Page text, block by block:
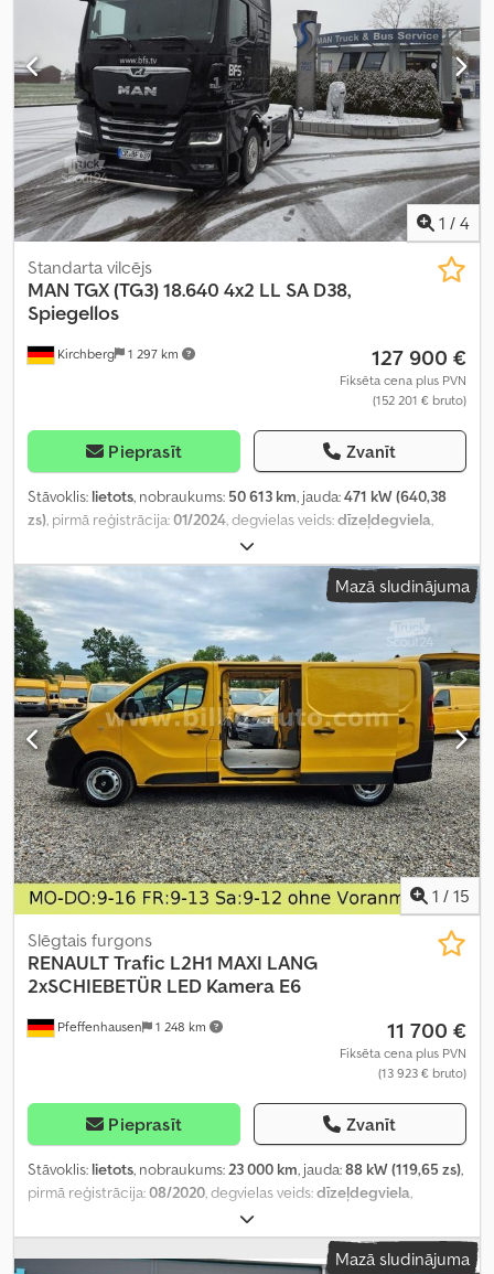
noliekams rāmis, papildu priekšējie lukturi, piekabes sakabe,
retardētājs, satvērēja hidraulika, standarta lāpsta, zems līmenis
troksnis
1 / 4
Kirchberg 1 297 km
Standarta vilcējs
MAN TGX (TG3) 18.640 4x2 LL SA D38,
Spiegellos
127 900 €
Fiksēta cena plus PVN
(152 201 € bruto)
Pieprasīt Zvanīt
Stāvoklis: lietots, nobraukums: 50 613 km, jauda:471 kW (640,38
zs), pirmā reģistrācija:01/2024, degvielas veids:dīzeļdegviela,
, asu konfigurācija:
pārbaude (TÜV):02/2027, pārnesuma veids:automātisks,
Aprīkojums:ABS, elektroniskā stabilitātes programma (ESP),
gaisa kondicionēšana, navigācijas sistēma, stāvvietas sildītājs
Mazā sludinājuma
1 / 15
Pfeffenhausen 1 248 km
Slēgtais furgons
RENAULTTrafic L2H1 MAXI LANG
2xSCHIEBETÜR LED Kamera E6
11 700 €
Fiksēta cena plus PVN
(13 923 € bruto)
Pieprasīt Zvanīt
Stāvoklis: lietots, nobraukums:23 000 km, jauda:88 kW (119,65 zs),
pirmā reģistrācija:08/2020, degvielas veids:dīzeļdegviela,
dzeltens
mehānisks, emisijas klase:Euro 6, sēdvietu skaits:3, Ražošanas
gads:2020, Aprīkojums:ABS, centrālā atslēga, elektroniskā
Mazā sludinājuma